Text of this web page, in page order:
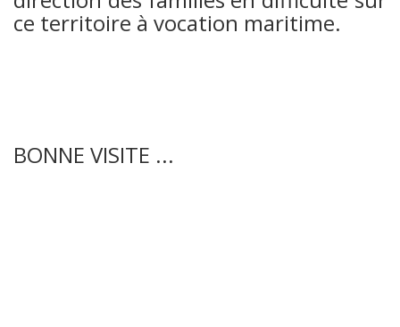
ce territoire à vocation maritime.
BONNE VISITE ...